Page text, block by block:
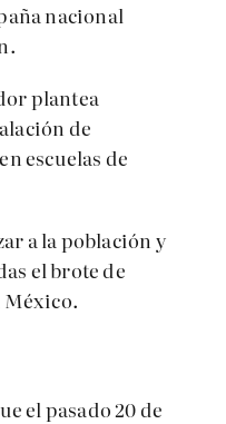
nacional
plantea
de
escuelas de
a la población y
el brote de
el pasado 20 de